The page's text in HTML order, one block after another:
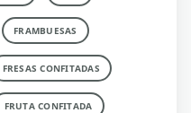
FRAMBUESAS
FRESAS CONFITADAS
FRUTA CONFITADA